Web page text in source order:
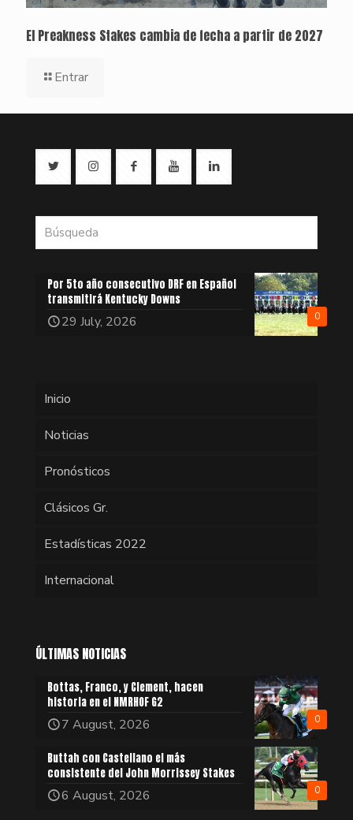
El Preakness Stakes cambia de fecha a partir de 2027
Entrar
0
Por 5to año consecutivo DRF en Español
transmitirá Kentucky Downs
29 July, 2026
Inicio
Noticias
Pronósticos
Clásicos Gr.
Estadísticas 2022
Internacional
ÚLTIMAS NOTICIAS
0
Bottas, Franco, y Clement, hacen
historia en el NMRHOF G2
7 August, 2026
0
Buttah con Castellano el más
consistente del John Morrissey Stakes
6 August, 2026